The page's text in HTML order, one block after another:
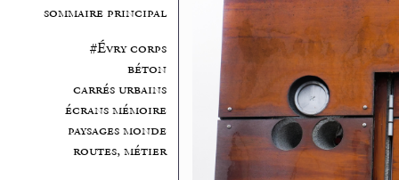
sommaire principal
#Évry corps
béton
carrés urbains
écrans mémoire
paysages monde
routes, métier